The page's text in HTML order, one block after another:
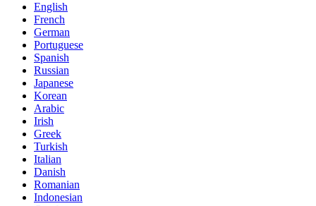
English
French
German
Portuguese
Spanish
Russian
Japanese
Korean
Arabic
Irish
Greek
Turkish
Italian
Danish
Romanian
Indonesian